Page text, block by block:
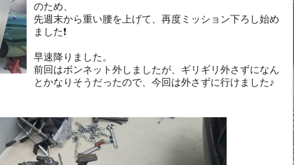
のため、
先週末から重い腰を上げて、再度ミッション下ろし始め
ました❗️
早速降りました。
前回はボンネット外しましたが、ギリギリ外さずになん
とかなりそうだったので、今回は外さずに行けました♪